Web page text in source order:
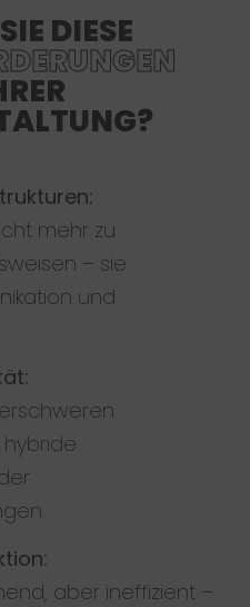
DIESE
mehr zu
– sie
und
aber ineffizient –